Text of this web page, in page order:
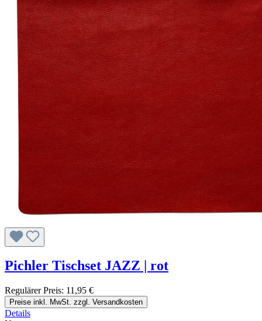
Pichler Tischset JAZZ | rot
Regulärer Preis: 11,95 €
Preise inkl. MwSt. zzgl. Versandkosten
Details